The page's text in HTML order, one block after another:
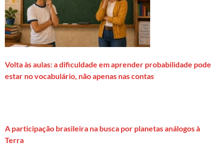
Volta às aulas: a dificuldade em aprender probabilidade pode
estar no vocabulário, não apenas nas contas
A participação brasileira na busca por planetas análogos à
Terra